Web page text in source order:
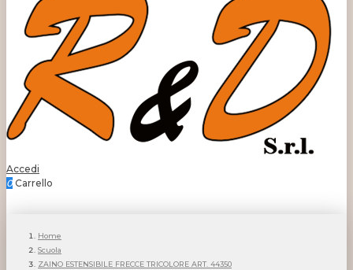
Accedi
0 Carrello
Home
Scuola
ZAINO ESTENSIBILE FRECCE TRICOLORE ART. 44350